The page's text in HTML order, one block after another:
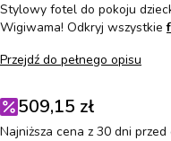
Stylowy fotel do pokoju
Wigiwama! Odkryj wszystkie
Przejdź do pełnego opisu
509,15 zł
Najniższa cena z 30 dni przed